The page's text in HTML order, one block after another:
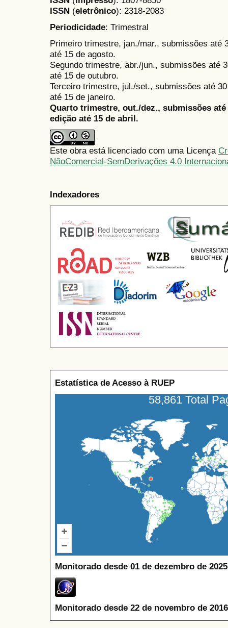
ISSN (eletrônico): 2318-2083
Periodicidade: Trimestral
Primeiro trimestre, jan./mar., submissões até
até 15 de agosto.
Segundo trimestre, abr./jun., submissões até
até 15 de outubro.
Terceiro trimestre, jul./set., submissões até
até 15 de janeiro.
Quarto trimestre, out./dez., submissões
edição até 15 de abril.
Este obra está licenciado com uma Licença
NãoComercial-SemDerivações 4.0
Indexadores
Estatística de Acesso à RUEP
58,861 Total
Monitorado desde 01 de dezembro de
Monitorado desde 22 de novembro de